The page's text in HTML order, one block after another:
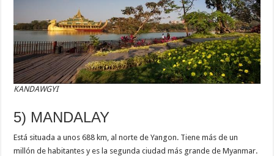
KANDAWGYI
5) MANDALAY
Está situada a unos 688 km, al norte de Yangon. Tiene más de un
millón de habitantes y es la segunda ciudad más grande de Myanmar.